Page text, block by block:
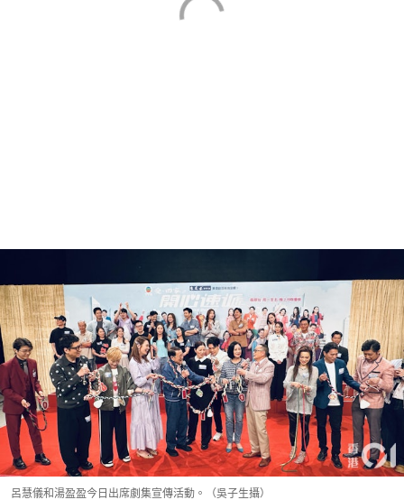
呂慧儀和湯盈盈今日出席劇集宣傳活動。（吳子生攝）